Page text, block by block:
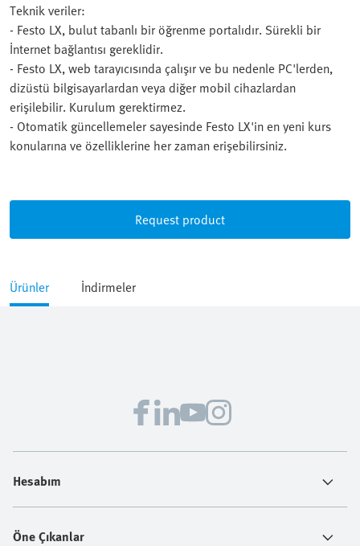
Teknik veriler:
- Festo LX, bulut tabanlı bir öğrenme portalıdır. Sürekli bir
İnternet bağlantısı gereklidir.
- Festo LX, web tarayıcısında çalışır ve bu nedenle PC'lerden,
dizüstü bilgisayarlardan veya diğer mobil cihazlardan
erişilebilir. Kurulum gerektirmez.
- Otomatik güncellemeler sayesinde Festo LX'in en yeni kurs
konularına ve özelliklerine her zaman erişebilirsiniz.
Request product
Ürünler İndirmeler
Hesabım
Öne Çıkanlar